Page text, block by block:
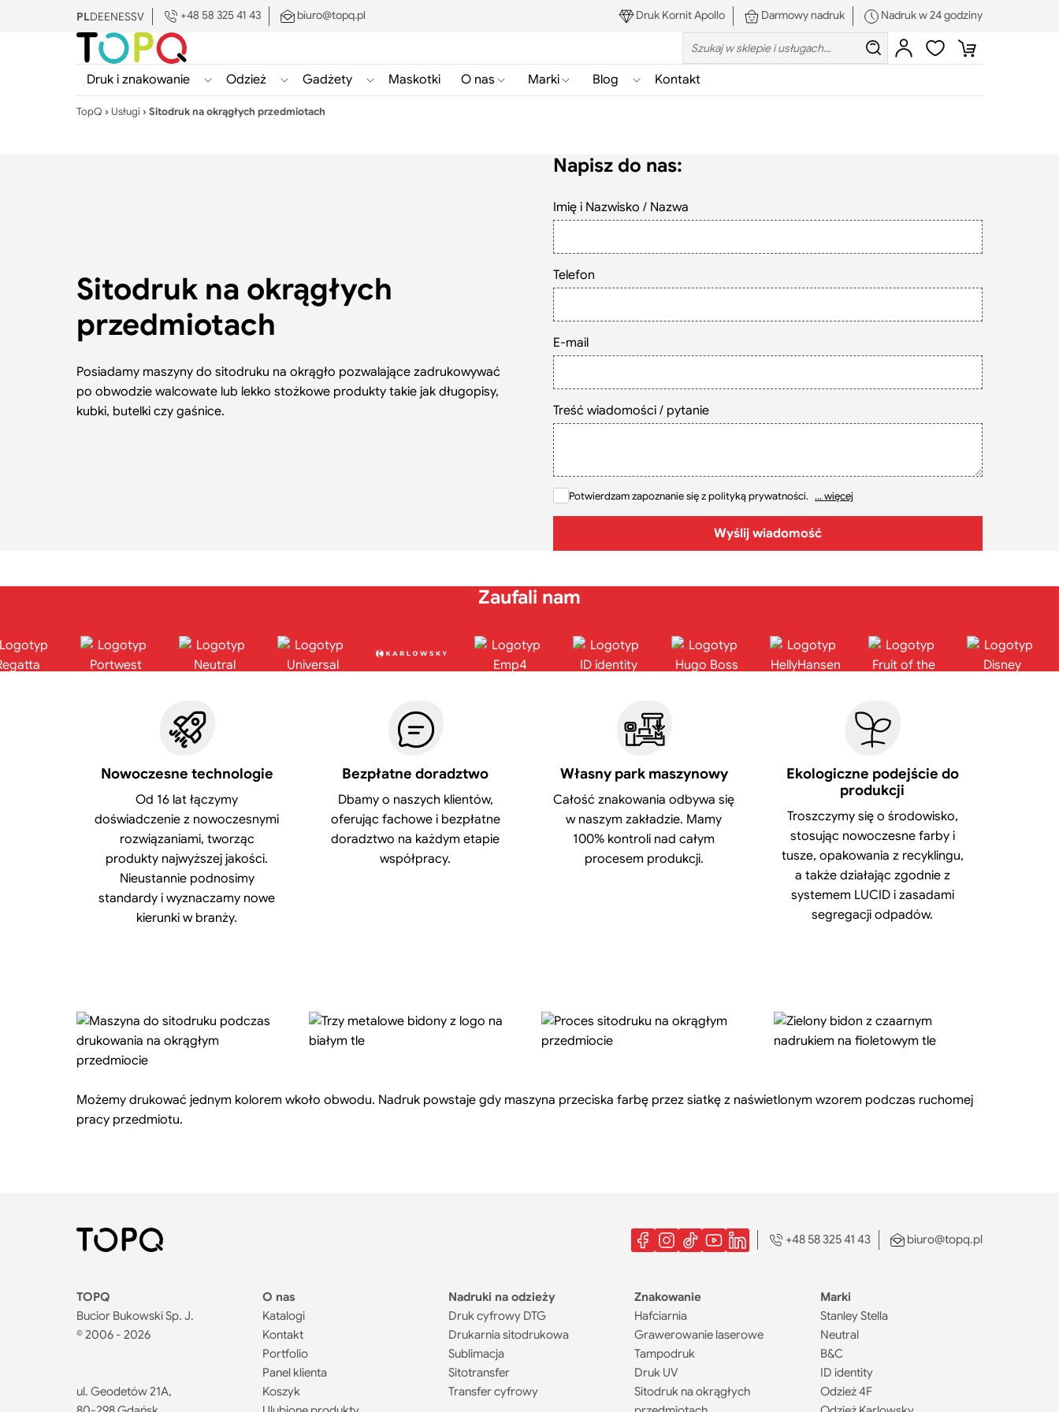
PLDEENESSV +48 58 325 41 43 biuro@topq.pl Druk Kornit Apollo Darmowy nadruk Nadruk w 24 godziny
Search: Szukaj
ZalogujUlubioneKoszyk
Druk i znakowanie
Pokaż/ukryj
Druk
Odzież
Pokaż/ukryj
Gadżety
Pokaż/ukryj
Maskotki
Pokaż/ukryj
O nas
Pokaż/ukryj
Marki Blog
Pokaż/ukryj
Kontakt
TopQ › Usługi ›Sitodruk na okrągłych przedmiotach
Sitodruk na okrągłych
przedmiotach
Posiadamy maszyny do sitodruku na okrągło pozwalające zadrukowywać
po obwodzie walcowate lub lekko stożkowe produkty takie jak długopisy,
kubki, butelki czy gaśnice.
Napisz do nas:
Imię i Nazwisko / Nazwa
Telefon
E-mail
Treść wiadomości / pytanie
Potwierdzam zapoznanie się z polityką prywatności. ... więcej
Wyślij wiadomość
Zaufali nam
Nowoczesne technologie
Od 16 lat łączymy
doświadczenie z nowoczesnymi
rozwiązaniami, tworząc
produkty najwyższej jakości.
Nieustannie podnosimy
standardy i wyznaczamy nowe
kierunki w branży.
Bezpłatne doradztwo
Dbamy o naszych klientów,
oferując fachowe i bezpłatne
doradztwo na każdym etapie
współpracy.
Własny park maszynowy
Całość znakowania odbywa się
w naszym zakładzie. Mamy
100% kontroli nad całym
procesem produkcji.
Ekologiczne podejście do
produkcji
Troszczymy się o środowisko,
stosując nowoczesne farby i
tusze, opakowania z recyklingu,
a także działając zgodnie z
systemem LUCID i zasadami
segregacji odpadów.
Możemy drukować jednym kolorem wkoło obwodu. Nadruk powstaje gdy maszyna przeciska farbę przez siatkę z naświetlonym wzorem podczas ruchomej
pracy przedmiotu.
+48 58 325 41 43 biuro@topq.pl
TOPQ
Bucior Bukowski Sp. J.
© 2006 - 2026
ul. Geodetów 21A,
O nas
Katalogi
Kontakt
Portfolio
Panel klienta
Koszyk
Nadruki na odzieży
Druk cyfrowy DTG
Drukarnia sitodrukowa
Sublimacja
Sitotransfer
Transfer cyfrowy
Znakowanie
Hafciarnia
Grawerowanie laserowe
Tampodruk
Druk UV
Sitodruk na okrągłych
Marki
Stanley Stella
Neutral
B&C
ID identity
Odzież 4F